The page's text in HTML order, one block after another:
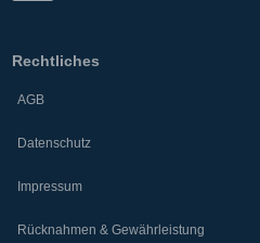
Rechtliches
AGB
Datenschutz
Impressum
Rücknahmen & Gewährleistung